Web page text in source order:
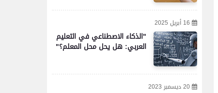
16 أبريل 2025
"الذكاء الاصطناعي في التعليم
العربي: هل يحل محل المعلم؟"
20 ديسمبر 2023